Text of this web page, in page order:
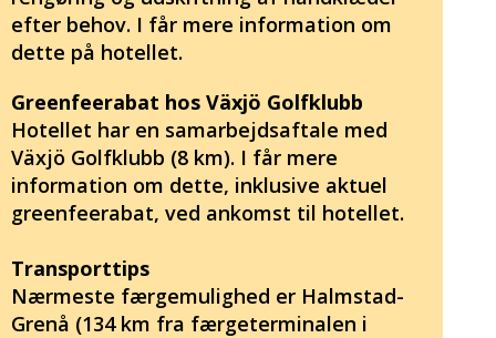
efter behov. I får mere information om
dette på hotellet.
Greenfeerabat hos Växjö Golfklubb
Hotellet har en samarbejdsaftale med
Växjö Golfklubb (8 km). I får mere
information om dette, inklusive aktuel
greenfeerabat, ved ankomst til hotellet.
Transporttips
Nærmeste færgemulighed er Halmstad-
Grenå (134 km fra færgeterminalen i